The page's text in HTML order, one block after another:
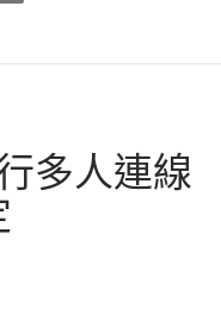
多人連線